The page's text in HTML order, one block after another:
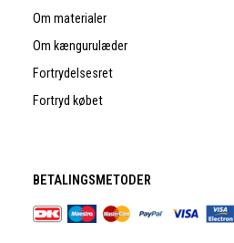
Om materialer
Om kængurulæder
Fortrydelsesret
Fortryd købet
BETALINGSMETODER